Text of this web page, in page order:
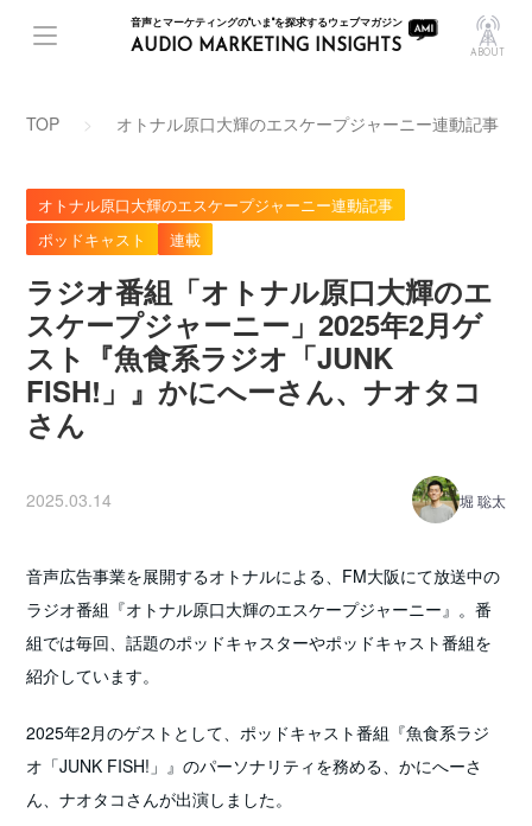
音声とマーケティングの"いま"を探求するウェブマガジン
AUDIO MARKETING INSIGHTS ABOUT
TOP オトナル原口大輝のエスケープジャーニー連動記事
オトナル原口大輝のエスケープジャーニー連動記事
ポッドキャスト
連載
ラジオ番組「オトナル原口大輝のエ
スケープジャーニー」2025年2月ゲ
スト『魚食系ラジオ「JUNK
FISH!」』かにへーさん、ナオタコ
さん
2025.03.14 堀 聡太
音声広告事業を展開するオトナルによる、FM大阪にて放送中の
ラジオ番組『オトナル原口大輝のエスケープジャーニー』。番
組では毎回、話題のポッドキャスターやポッドキャスト番組を
紹介しています。
2025年2月のゲストとして、ポッドキャスト番組『魚食系ラジ
オ「JUNK FISH!」』のパーソナリティを務める、かにへーさ
ん、ナオタコさんが出演しました。